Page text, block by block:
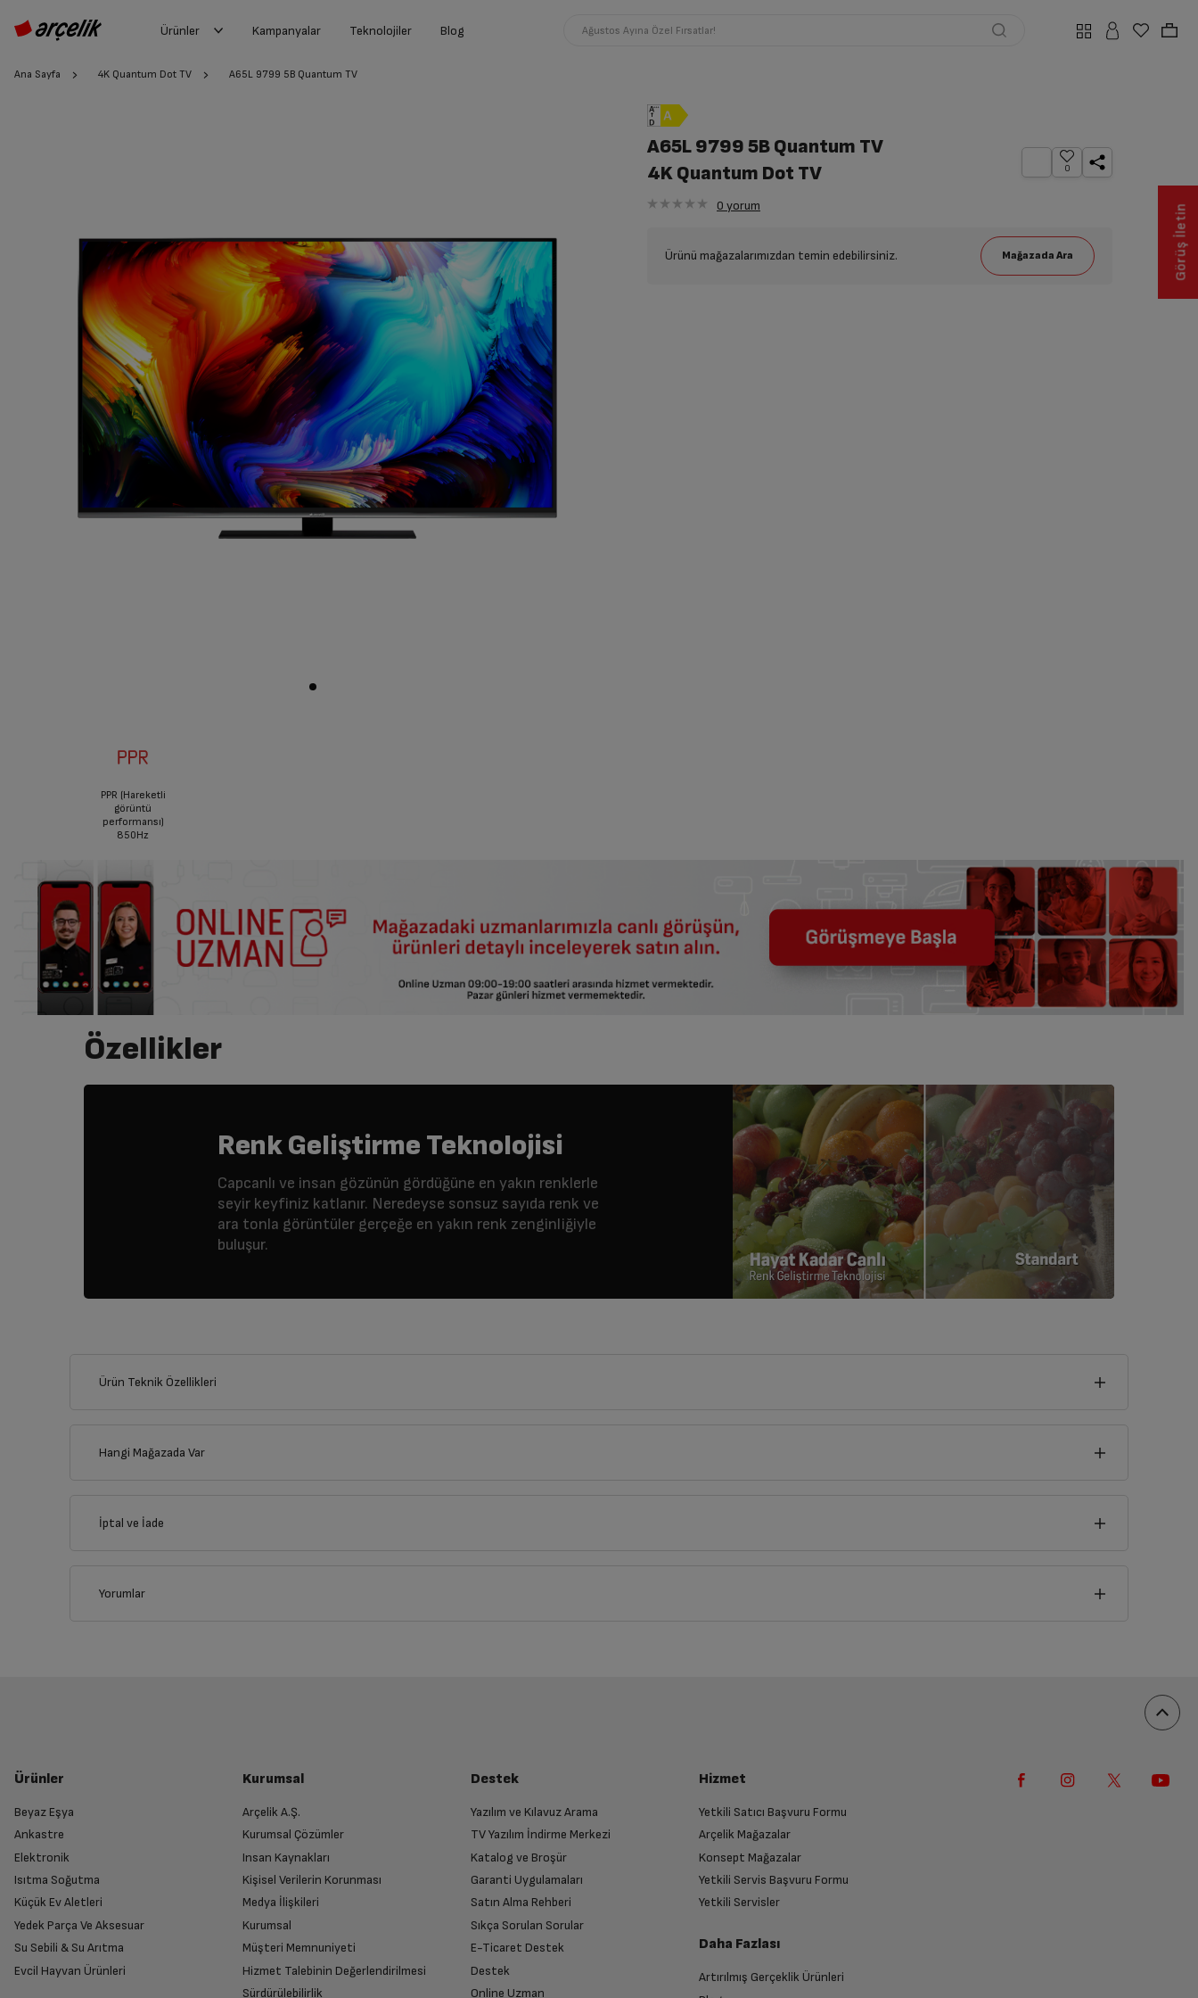
Ürünler Kampanyalar Teknolojiler Blog Ağustos Ayına Özel Fırsatlar!
Ana Sayfa 4K Quantum Dot TV A65L 9799 5B Quantum TV
PPR (Hareketli
görüntü
performansı)
850Hz
A65L 9799 5B Quantum TV
4K Quantum Dot TV
0
0 yorum
Ürünü mağazalarımızdan temin edebilirsiniz.
Özellikler
Renk Geliştirme Teknolojisi
Capcanlı ve insan gözünün gördüğüne en yakın renklerle
seyir keyfiniz katlanır. Neredeyse sonsuz sayıda renk ve
ara tonla görüntüler gerçeğe en yakın renk zenginliğiyle
buluşur.
Ürün Teknik Özellikleri
Var
Hangi Mağazada Var
İptal ve İade
Ürünü Yetkili Servise Teslim Edin
Ürünü eksiksiz ve hasarsız olarak faturası ile birlikte yetkili servise teslim edin.
İade Talebiniz Onaylansın
Yetkili servis gerekli kontrolleri sağladıktan sonra İade süreciniz tamamlanacaktır.
Yorumlar
Ürünler
Beyaz Eşya
Ankastre
Elektronik
Isıtma Soğutma
Küçük Ev Aletleri
Yedek Parça Ve Aksesuar
Su Sebili & Su Arıtma
Evcil Hayvan Ürünleri
Kurumsal
Arçelik A.Ş.
Kurumsal Çözümler
Insan Kaynakları
Kişisel Verilerin Korunması
Medya İlişkileri
Kurumsal
Müşteri Memnuniyeti
Hizmet Talebinin Değerlendirilmesi
Sürdürülebilirlik
Destek
Yazılım ve Kılavuz Arama
TV Yazılım İndirme Merkezi
Katalog ve Broşür
Garanti Uygulamaları
Satın Alma Rehberi
Sıkça Sorulan Sorular
E-Ticaret Destek
Destek
Online Uzman
Hizmet
Yetkili Satıcı Başvuru Formu
Arçelik Mağazalar
Konsept Mağazalar
Yetkili Servis Başvuru Formu
Yetkili Servisler
Daha Fazlası
Artırılmış Gerçeklik Ürünleri
Görüş İletin